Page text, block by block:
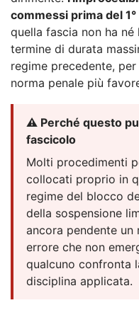
commessi prima del
quella fascia non ha
termine di durata
regime precedente,
norma penale più
⚠️ Perché questo
fascicolo
Molti procedimenti
collocati proprio in
regime del blocco
della sospensione
ancora pendente un
errore che non
qualcuno confronta
disciplina applicata.